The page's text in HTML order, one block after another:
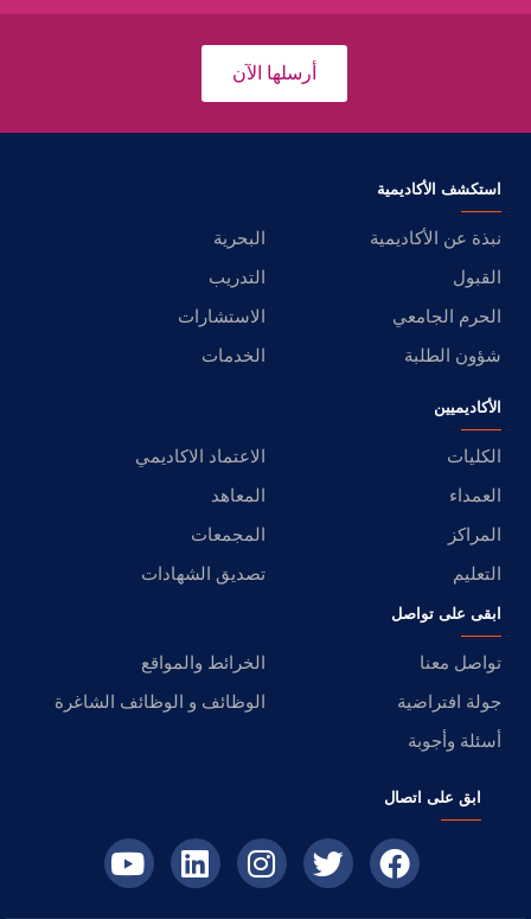
أرسلها الآن
استكشف الأكاديمية
نبذة عن الأكاديمية
البحرية
القبول
التدريب
الحرم الجامعي
الاستشارات
شؤون الطلبة
الخدمات
الأكاديميين
الكليات
الاعتماد الاكاديمي
العمداء
المعاهد
المراكز
المجمعات
التعليم
تصديق الشهادات
ابقى على تواصل
تواصل معنا
الخرائط والمواقع
جولة افتراضية
الوظائف و الوظائف الشاغرة
أسئلة وأجوبة
ابق على اتصال